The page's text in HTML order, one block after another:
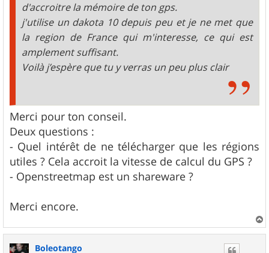
d'accroitre la mémoire de ton gps.
j'utilise un dakota 10 depuis peu et je ne met que
la region de France qui m'interesse, ce qui est
amplement suffisant.
Voilà j’espère que tu y verras un peu plus clair
Merci pour ton conseil.
Deux questions :
- Quel intérêt de ne télécharger que les régions
utiles ? Cela accroit la vitesse de calcul du GPS ?
- Openstreetmap est un shareware ?
Merci encore.
a
Boleotango